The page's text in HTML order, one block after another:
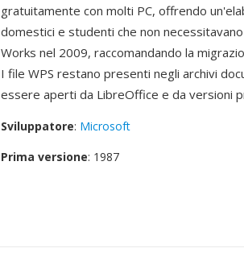
gratuitamente con molti PC, offrendo
domestici e studenti che non
Works nel 2009, raccomandando la
I file WPS restano presenti negli archivi
essere aperti da LibreOffice e da versioni
Sviluppatore: Microsoft
Prima versione: 1987